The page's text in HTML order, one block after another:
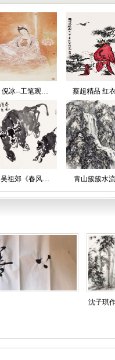
王明明 马欣乐
韩天衡 欧阳龙
邹立颖 刘立勇
倪冰--工笔观… 蔡超精品 红
吴祖郊《春风… 青山簇簇水
沈子琪作品